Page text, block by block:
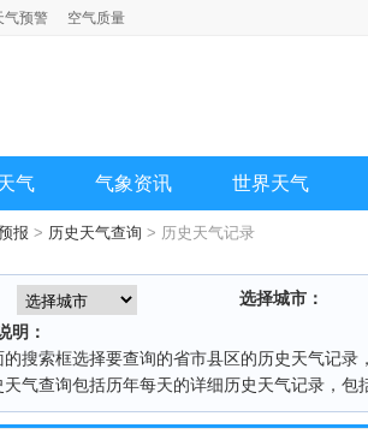
气预警 空气质量
气 气象资讯 世界天气
报 > 历史天气查询 > 历史天气记录
选择城市：
明：
搜索框选择要查询的省市县区的历史天气记
气查询包括历年每天的详细历史天气记录，